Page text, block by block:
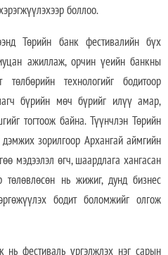
боллоо.
Төрийн банк фестивалийн бүх
ажиллаж, орчин үеийн банкны
төлбөрийн технологийг бодитоор
бүрийн мөч бүрийг илүү амар,
тогтоож байна. Түүнчлэн Төрийн
зорилгоор Архангай аймгийн
мэдээлэл өгч, шаардлага хангасан
төлөвлөсөн нь жижиг, дунд бизнес
бодит боломжийг олгож
нь фестиваль үргэлжлэх нэг сарын